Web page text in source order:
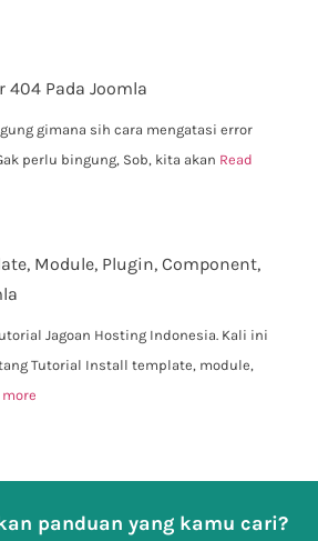
404 Pada Joomla
gimana sih cara mengatasi error
perlu bingung, Sob, kita akan Read
Module, Plugin, Component,
Jagoan Hosting Indonesia. Kali ini
Tutorial Install template, module,
more
panduan yang kamu cari?